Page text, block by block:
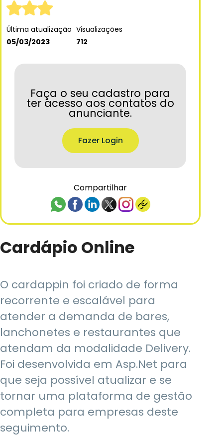
Última atualização
05/03/2023
Visualizações
712
Faça o seu cadastro para
ter acesso aos contatos do
anunciante.
Fazer Login
Compartilhar
Cardápio Online
O cardappin foi criado de forma
recorrente e escalável para
atender a demanda de bares,
lanchonetes e restaurantes que
atendam da modalidade Delivery.
Foi desenvolvida em Asp.Net para
que seja possível atualizar e se
tornar uma plataforma de gestão
completa para empresas deste
seguimento.